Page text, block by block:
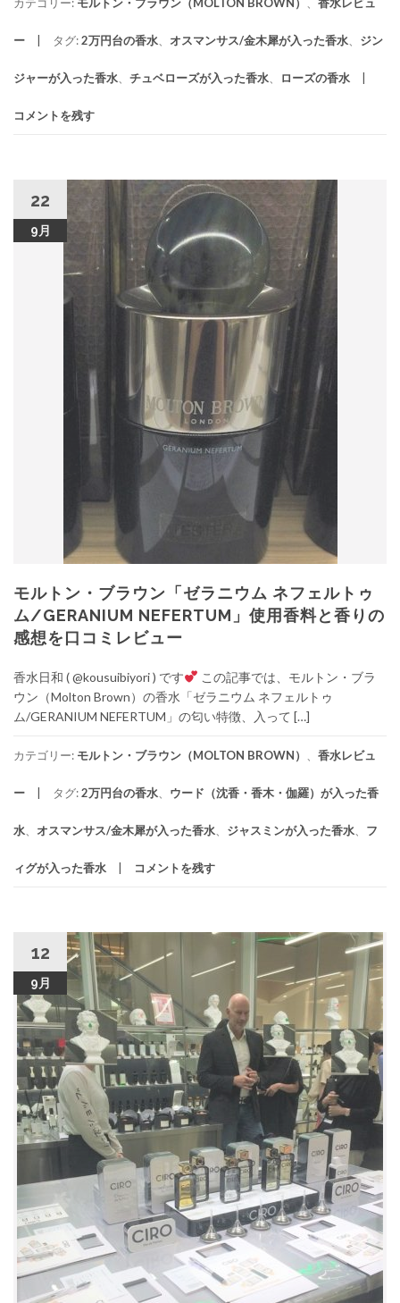
ー タグ:2万円台の香水 オスマンサス/金木犀が入った香水 ジン
ジャーが入った香水 チュベローズが入った香水 ローズの香水
コメントを残す
22
9月
モルトン・ブラウン「ゼラニウム ネフェルトゥ
ム/GERANIUM NEFERTUM」使用香料と香りの
感想を口コミレビュー
香水日和 ( @kousuibiyori ) です
この記事では、モルトン・ブラ
ウン（Molton Brown）の香水「ゼラニウム ネフェルトゥ
ム/GERANIUM NEFERTUM」の匂い特徴、入って […]
カテゴリー: モルトン・ブラウン（MOLTON BROWN） 香水レビュ
ー タグ:2万円台の香水 ウード（沈香・香木・伽羅）が入った香
水 オスマンサス/金木犀が入った香水 ジャスミンが入った香水 フ
ィグが入った香水 コメントを残す
12
9月